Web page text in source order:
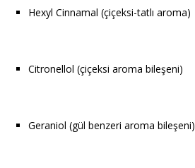
Hexyl Cinnamal (çiçeksi-tatlı aroma)
Citronellol (çiçeksi aroma bileşeni)
Geraniol (gül benzeri aroma bileşeni)